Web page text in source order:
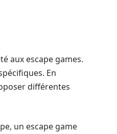
aux escape games.
En
différentes
un escape game